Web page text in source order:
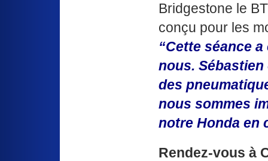
Bridgestone le
conçu pour les
“Cette séance
nous.
des
nous sommes
notre Honda en
Rendez-vous à